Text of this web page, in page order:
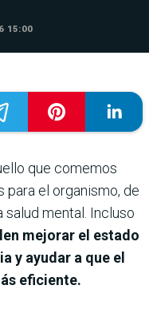
15:00
que comemos
el organismo, de
salud mental. Incluso
mejorar el estado
y ayudar a que el
eficiente.